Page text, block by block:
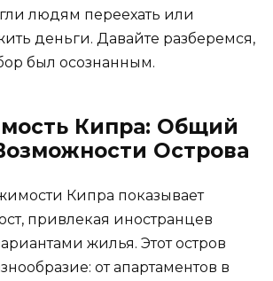
людям переехать или
деньги. Давайте разберемся,
был осознанным.
Кипра: Общий
Острова
Кипра показывает
привлекая иностранцев
жилья. Этот остров
от апартаментов в